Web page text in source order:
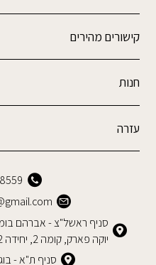
קישורים מהירים
חנות
עזרה
יוקה פארק, קומה 2, יחידה C202 (מול איקאה)
סניף ת"א - בוגרשוב